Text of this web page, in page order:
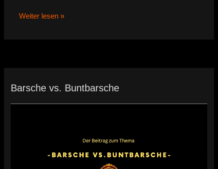
Weiter lesen »
Barsche vs. Buntbarsche